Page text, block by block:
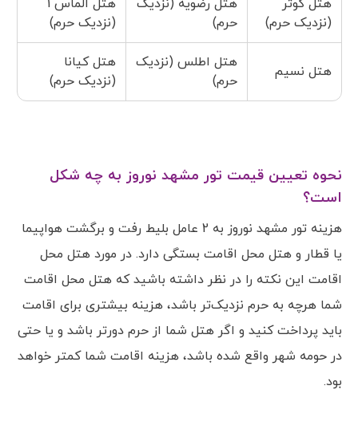
هتل کوثر
(نزدیک حرم)
هتل رضویه (نزدیک
حرم)
هتل الماس 1
(نزدیک حرم)
هتل نسیم
هتل اطلس (نزدیک
حرم)
هتل کیانا
(نزدیک حرم)
نحوه تعیین قیمت تور مشهد نوروز به چه شکل
است؟
هزینه تور مشهد نوروز به 2 عامل بلیط رفت و برگشت هواپیما
یا قطار و هتل محل اقامت بستگی دارد. در مورد هتل محل
اقامت این نکته را در نظر داشته باشید که هتل محل اقامت
شما هرچه به حرم نزدیک‌تر باشد، هزینه بیشتری برای اقامت
باید پرداخت کنید و اگر هتل شما از حرم دورتر باشد و یا حتی
در حومه شهر واقع شده باشد، هزینه اقامت شما کمتر خواهد
بود.